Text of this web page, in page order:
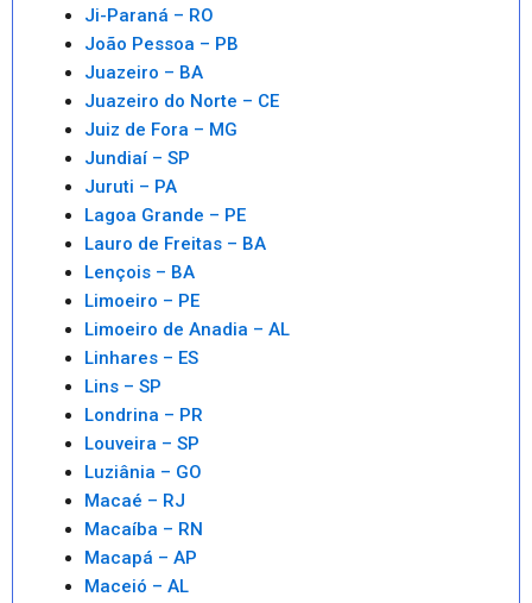
Ji-Paraná – RO
João Pessoa – PB
Juazeiro – BA
Juazeiro do Norte – CE
Juiz de Fora – MG
Jundiaí – SP
Juruti – PA
Lagoa Grande – PE
Lauro de Freitas – BA
Lençois – BA
Limoeiro – PE
Limoeiro de Anadia – AL
Linhares – ES
Lins – SP
Londrina – PR
Louveira – SP
Luziânia – GO
Macaé – RJ
Macaíba – RN
Macapá – AP
Maceió – AL